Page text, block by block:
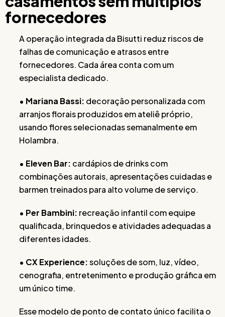
fornecedores
A operação integrada da Bisutti reduz riscos de
falhas de comunicação e atrasos entre
fornecedores. Cada área conta com um
especialista dedicado.
• Mariana Bassi: decoração personalizada com
arranjos florais produzidos em ateliê próprio,
usando flores selecionadas semanalmente em
Holambra.
• Eleven Bar: cardápios de drinks com
combinações autorais, apresentações cuidadas e
barmen treinados para alto volume de serviço.
• Per Bambini: recreação infantil com equipe
qualificada, brinquedos e atividades adequadas a
diferentes idades.
• CX Experience:soluções de som, luz, vídeo,
cenografia, entretenimento e produção gráfica em
um único time.
Esse modelo de ponto de contato único facilita o